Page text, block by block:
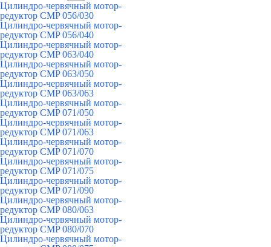
Цилиндро-червячный мотор-
редуктор CMP 056/030
Цилиндро-червячный мотор-
редуктор CMP 056/040
Цилиндро-червячный мотор-
редуктор CMP 063/040
Цилиндро-червячный мотор-
редуктор CMP 063/050
Цилиндро-червячный мотор-
редуктор CMP 063/063
Цилиндро-червячный мотор-
редуктор CMP 071/050
Цилиндро-червячный мотор-
редуктор CMP 071/063
Цилиндро-червячный мотор-
редуктор CMP 071/070
Цилиндро-червячный мотор-
редуктор CMP 071/075
Цилиндро-червячный мотор-
редуктор CMP 071/090
Цилиндро-червячный мотор-
редуктор CMP 080/063
Цилиндро-червячный мотор-
редуктор CMP 080/070
Цилиндро-червячный мотор-